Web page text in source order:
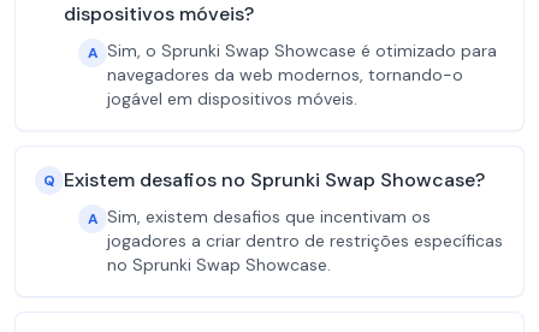
dispositivos móveis?
A Sim, o Sprunki Swap Showcase é otimizado para
navegadores da web modernos, tornando-o
jogável em dispositivos móveis.
Q Existem desafios no Sprunki Swap Showcase?
A Sim, existem desafios que incentivam os
jogadores a criar dentro de restrições específicas
no Sprunki Swap Showcase.